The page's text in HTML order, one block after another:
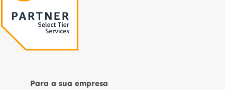
Para a sua empresa